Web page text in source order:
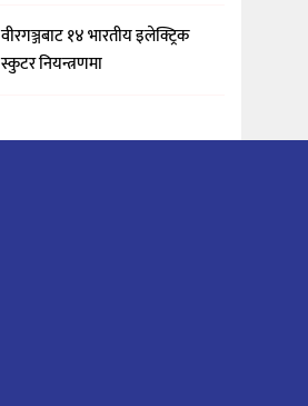
वीरगञ्जबाट १४ भारतीय इलेक्ट्रिक
स्कुटर नियन्त्रणमा